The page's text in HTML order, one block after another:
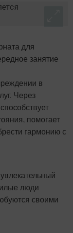
для
занятие
в
Через
помогает
гармонию с
люди
своими